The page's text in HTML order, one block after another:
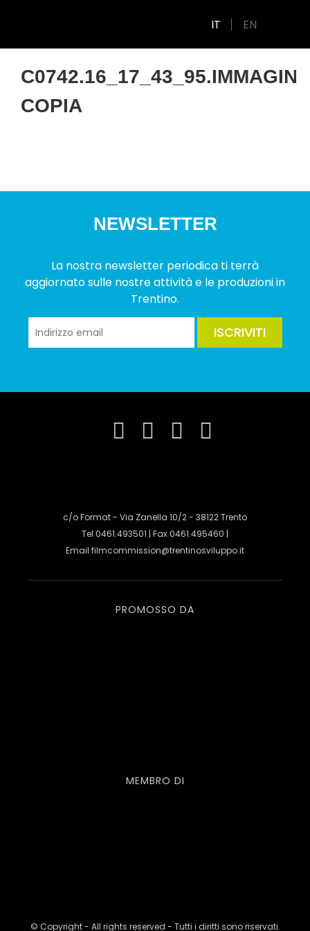
IT EN
COPIA
NEWSLETTER
La nostra newsletter periodica ti terrà
aggiornato sulle nostre attività e le produzioni in
Trentino.
ISCRIVITI
c/o Format - Via Zanella 10/2 - 38122 Trento
Tel 0461.493501 | Fax 0461.495460 |
Email filmcommission@trentinosviluppo.it
PROMOSSO DA
MEMBRO DI
© Copyright - All rights reserved - Tutti i diritti sono riservati.